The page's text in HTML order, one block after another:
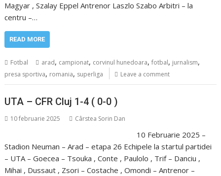
Magyar , Szalay Eppel Antrenor Laszlo Szabo Arbitri – la
centru –…
READ MORE
Fotbal arad, campionat, corvinul hunedoara,fotbal, jurnalism,
presa sportiva, romania, superliga Leave a comment
UTA – CFR Cluj 1-4 ( 0-0 )
10 februarie 2025 Cârstea Sorin Dan
10 Februarie 2025 –
Stadion Neuman – Arad – etapa 26 Echipele la startul partidei
– UTA – Goecea – Tsouka , Conte , Paulolo , Trif – Danciu ,
Mihai , Dussaut , Zsori – Costache , Omondi – Antrenor –